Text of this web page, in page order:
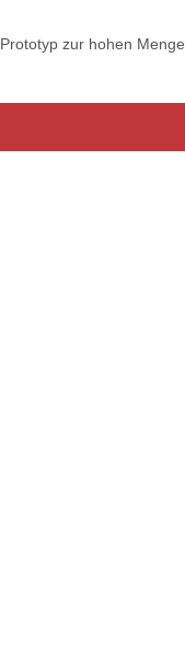
Prototyp zur hohen Menge